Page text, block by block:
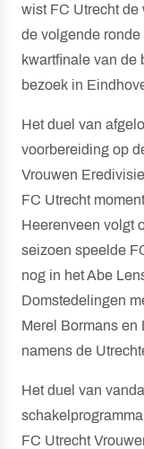
wist FC Utrecht de
de volgende
kwartfinale van de
bezoek in
Het duel van
voorbereiding op
Vrouwen
FC Utrecht
Heerenveen volgt
seizoen speelde
nog in het Abe
Domstedelingen
Merel Bormans en
namens de
Het duel van
FC Utrecht